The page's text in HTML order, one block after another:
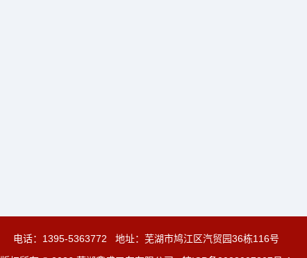
电话： 1395-5363772
地址：芜湖市鸠江区汽贸园36栋116号